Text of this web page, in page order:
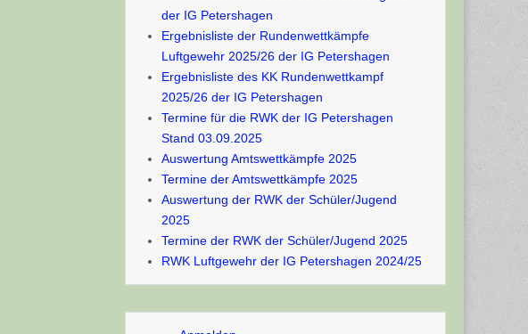
der IG Petershagen
Ergebnisliste der Rundenwettkämpfe
Luftgewehr 2025/26 der IG Petershagen
Ergebnisliste des KK Rundenwettkampf
2025/26 der IG Petershagen
Termine für die RWK der IG Petershagen
Stand 03.09.2025
Auswertung Amtswettkämpfe 2025
Termine der Amtswettkämpfe 2025
Auswertung der RWK der Schüler/Jugend
2025
Termine der RWK der Schüler/Jugend 2025
RWK Luftgewehr der IG Petershagen 2024/25